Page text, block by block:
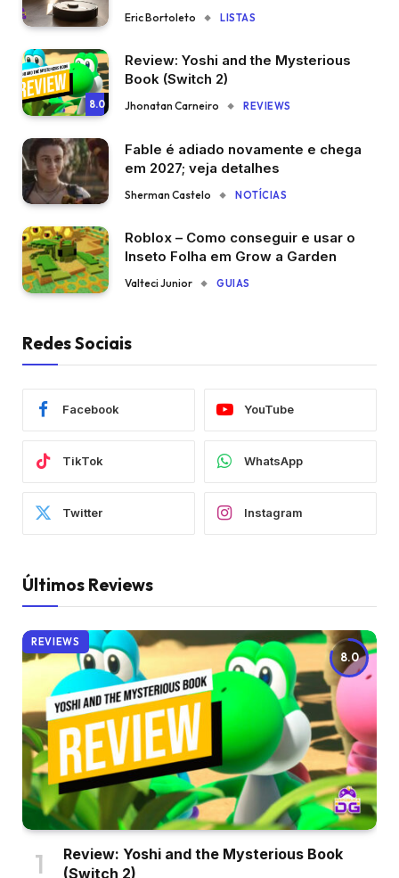
Eric Bortoleto LISTAS
8.0
Review: Yoshi and the Mysterious
Book (Switch 2)
Jhonatan Carneiro REVIEWS
Fable é adiado novamente e chega
em 2027; veja detalhes
Sherman Castelo NOTÍCIAS
Roblox – Como conseguir e usar o
Inseto Folha em Grow a Garden
Valteci Junior GUIAS
Redes Sociais
Facebook YouTube
TikTok WhatsApp
Twitter Instagram
Últimos Reviews
8.0
REVIEWS
Review: Yoshi and the Mysterious Book
(Switch 2)